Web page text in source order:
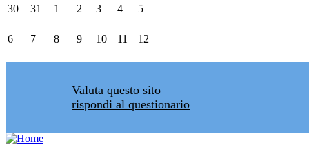
30
31 1 2 3 4 5
6 7 8 9 10 11 12
Valuta questo sito
rispondi al questionario